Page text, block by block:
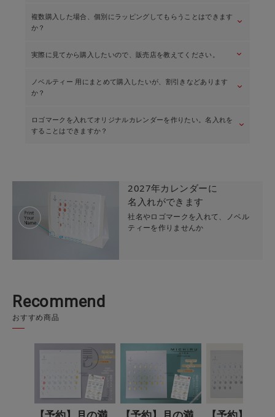
金の箔押しを施した「ミチルKira」はこちら ＞
グレージュの紙にシルバー箔の「ミチルoboro」
￥750〜となります。（地域により異なります。）
￥5,000以上のご購入で送料無料となります。
送料について
はい、布製のオリジナルバッグに入れて、星型タグをお付けしま
す。ご注文手続きで「有料ラッピング」をお選びください。料金
複数購入した場合、個別にラッピングしてもらうことはできます
か？
keyboard_arrow_down
当店ではそのままギフトとしてお使いいただけるよう、基本ラッ
めてお包みしますが、小分け包装をご希望の場合は「基本ラッピ
ング（追加用）」を必要枚数分ご購入ください。
実際に見てから購入したいので、販売店を教えてください。 keyboard_arrow_down
店頭での販売は9月以降となります。取り扱い店舗一覧にてご確認
ください。
い。
ノベルティー 用にまとめて購入したいが、割引きなどあります
か？
keyboard_arrow_down
はい、10部ご購入で割引になるまとめ買いセットをご用意してい
ます。（9月1日より販売いたします。）
また、合計金額￥50,000以上で適用されるおまとめ割もございま
おまとめ割について
ロゴマークを入れてオリジナルカレンダーを作りたい。名入れを
することはできますか？
keyboard_arrow_down
名入れノベルティーについて
2027年カレンダーに
名入れができます
社名やロゴマークを入れて、ノベル
ティーを作りませんか
Recommend
おすすめ商品